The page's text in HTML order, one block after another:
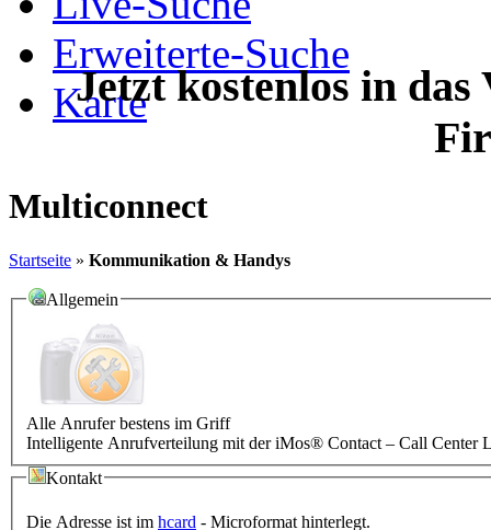
Erweiterte-Suche
Karte
Jetzt kostenlos in
Multiconnect
Startseite » Kommunikation & Handys
Allgemein
Alle Anrufer bestens im Griff
Intelligente Anrufverteilung mit der iMos® Contact – Call Center
Kontakt
Die Adresse ist im hcard - Microformat hinterlegt.